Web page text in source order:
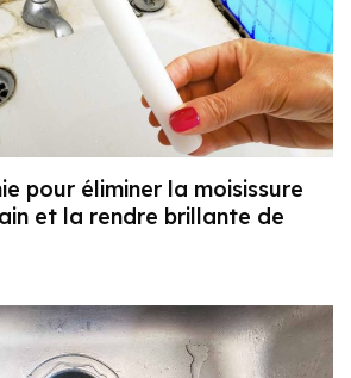
pour éliminer la moisissure
et la rendre brillante de